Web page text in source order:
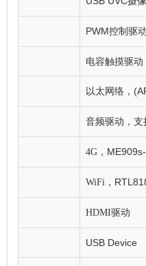
PWM控制驱动
电容触摸驱动
以太网络，
音频驱动，支
4G ，
WiFi ，
HDMI驱动
USB Device